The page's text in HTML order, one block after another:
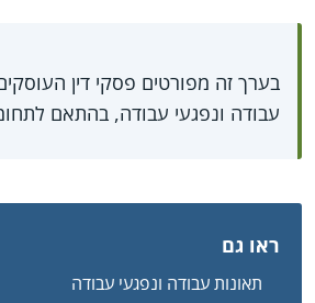
בערך זה מפורטים פסקי דין
עבודה ונפגעי עבודה, בהתאם
ראו גם
תאונות עבודה ונפגעי עבודה